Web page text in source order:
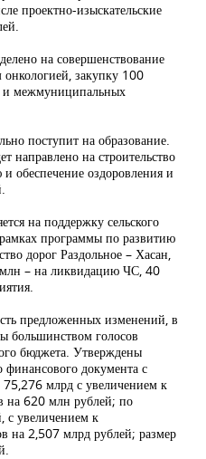
проектно-изыскательские
на совершенствование
закупку 100
межмуниципальных
поступит на образование.
направлено на строительство
обеспечение оздоровления и
на поддержку сельского
программы по развитию
дорог Раздольное – Хасан,
– на ликвидацию ЧС, 40
предложенных изменений, в
большинством голосов
бюджета. Утверждены
документа с
млрд с увеличением к
на 620 млн рублей; по
с увеличением к
на 2,507 млрд рублей; размер